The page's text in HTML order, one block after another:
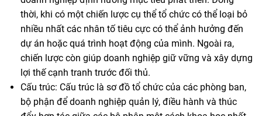
thời, khi có một chiến lược cụ thể tổ chức có thể loại bỏ
nhiều nhất các nhân tố tiêu cực có thể ảnh hưởng đến
dự án hoặc quá trình hoạt động của mình. Ngoài ra,
chiến lược còn giúp doanh nghiệp giữ vững và xây dựng
lợi thế cạnh tranh trước đối thủ.
Cấu trúc: Cấu trúc là sơ đồ tổ chức của các phòng ban,
bộ phận để doanh nghiệp quản lý, điều hành và thúc